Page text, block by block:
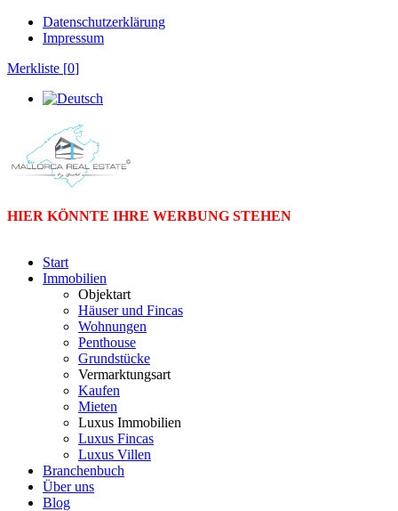
Datenschutzerklärung
Impressum
Merkliste [0]
HIER KÖNNTE IHRE WERBUNG STEHEN
Start
Immobilien
Objektart
Häuser und Fincas
Wohnungen
Penthouse
Grundstücke
Vermarktungsart
Kaufen
Mieten
Luxus Immobilien
Luxus Fincas
Luxus Villen
Branchenbuch
Über uns
Blog